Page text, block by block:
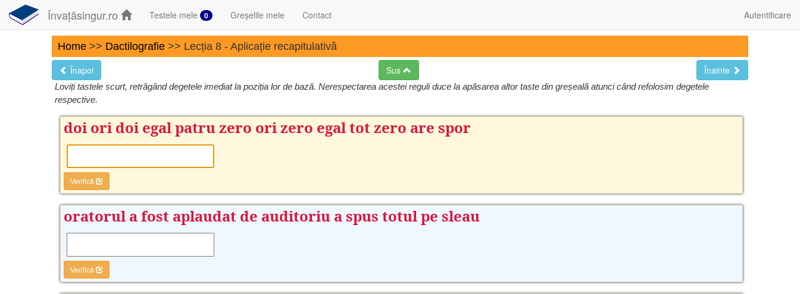
Învațăsingur.ro Testele mele 0 Greșelile mele Contact Autentificare
Home >> Dactilografie >> Lecția 8 - Aplicație recapitulativă
Înapoi
Sus Înainte
Loviți tastele scurt, retrăgând degetele imediat la poziția lor de bază. Nerespectarea acestei reguli duce la apăsarea altor taste din greșeală atunci când refolosim degetele
respective.
doi ori doi egal patru zero ori zero egal tot zero are spor
Verifică
oratorul a fost aplaudat de auditoriu a spus totul pe sleau
Verifică